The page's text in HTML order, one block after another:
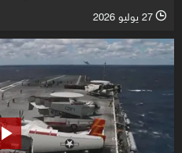
l 27 يوليو 2026